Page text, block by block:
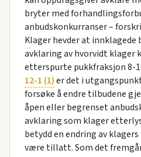
bryter med
anbudskonkurranser –
Klager hevder at
avklaring av hvorvidt klager
etterspurte pukkfraksjon 8-
12-1 (1)er det i
forsøke å endre tilbudene
åpen eller begrenset
avklaring som klager
betydd en endring av
være tillatt. Som det